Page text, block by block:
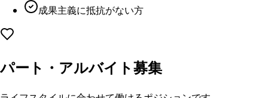
成果主義に抵抗がない方
パート・アルバイト募集